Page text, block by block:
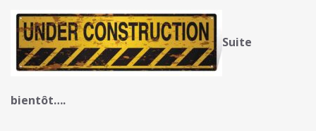
Suite
bientôt….